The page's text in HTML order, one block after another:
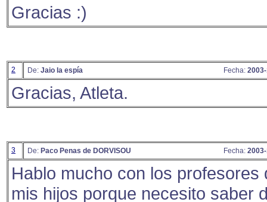
Gracias :)
2 De: Jaio la espía Fecha:
Gracias, Atleta.
3 De: Paco Penas de DORVISOU Fecha:
Hablo mucho con los profesores
mis hijos porque necesito saber